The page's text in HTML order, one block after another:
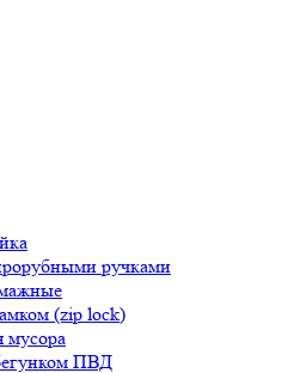
ручками
(zip lock)
ПВД